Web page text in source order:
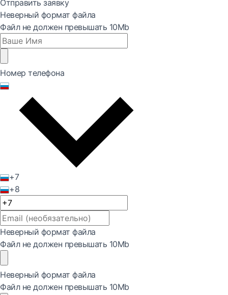
Отправить заявку
Неверный формат файла
Файл не должен превышать 10Mb
Номер телефона
+7
+8
Неверный формат файла
Файл не должен превышать 10Mb
Неверный формат файла
Файл не должен превышать 10Mb